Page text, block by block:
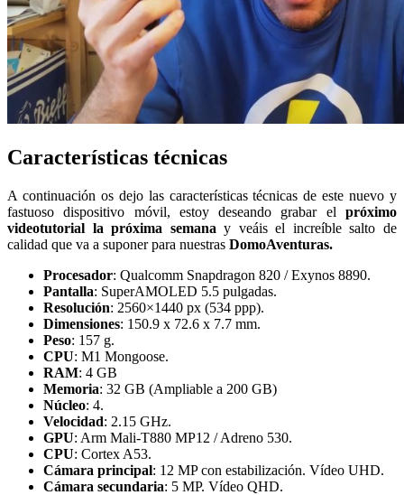
Características técnicas
A continuación os dejo las características técnicas de este nuevo y
fastuoso dispositivo móvil, estoy deseando grabar el próximo
videotutorial la próxima semana y veáis el increíble salto de
calidad que va a suponer para nuestras DomoAventuras.
Procesador: Qualcomm Snapdragon 820 / Exynos 8890.
Pantalla: SuperAMOLED 5.5 pulgadas.
Resolución: 2560×1440 px (534 ppp).
Dimensiones: 150.9 x 72.6 x 7.7 mm.
Peso: 157 g.
CPU: M1 Mongoose.
RAM: 4 GB
Memoria: 32 GB (Ampliable a 200 GB)
Núcleo: 4.
Velocidad: 2.15 GHz.
GPU: Arm Mali-T880 MP12 / Adreno 530.
CPU: Cortex A53.
Cámara principal: 12 MP con estabilización. Vídeo UHD.
Cámara secundaria: 5 MP. Vídeo QHD.